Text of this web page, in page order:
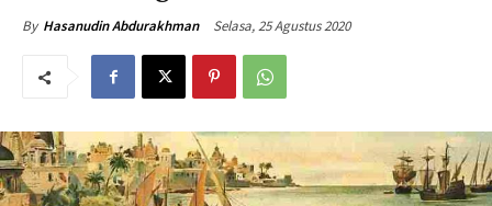
By Hasanudin Abdurakhman Selasa, 25 Agustus 2020